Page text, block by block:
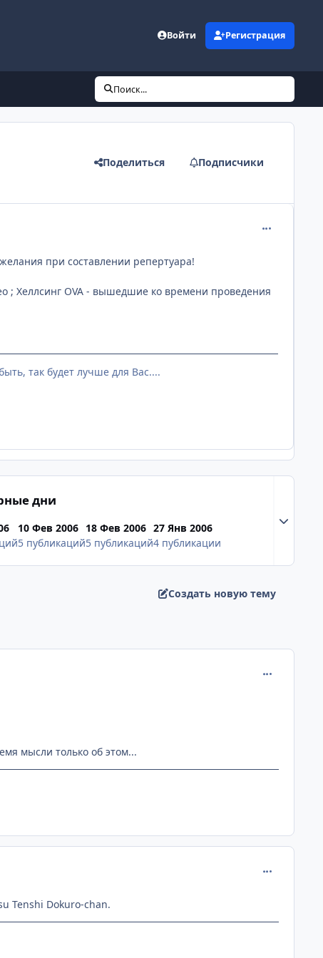
Войти Регистрация
Поиск...
Поделиться Подписчики
при составлении репертуара!
; Хеллсинг OVA - вышедшие ко времени проведения
так будет лучше для Вас....
дни
10 Фев 2006
5 публикаций
18 Фев 2006
5 публикаций
27 Янв 2006
4 публикации
Создать новую тему
мысли только об этом...
Tenshi Dokuro-chan.